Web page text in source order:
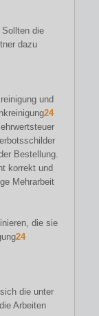
die
dazu
und
24
Bestellung.
korrekt und
Mehrarbeit
die sie
24
die unter
Arbeiten